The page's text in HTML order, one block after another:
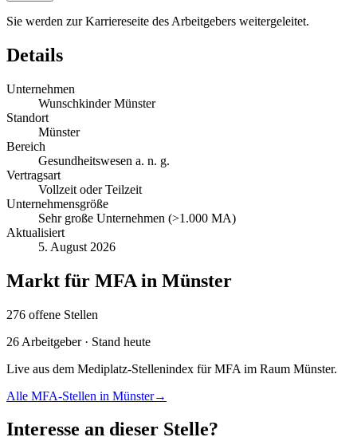
Sie werden zur Karriereseite des Arbeitgebers weitergeleitet.
Details
Unternehmen
Wunschkinder Münster
Standort
Münster
Bereich
Gesundheitswesen a. n. g.
Vertragsart
Vollzeit oder Teilzeit
Unternehmensgröße
Sehr große Unternehmen (>1.000 MA)
Aktualisiert
5. August 2026
Markt für MFA in Münster
276 offene Stellen
26 Arbeitgeber · Stand heute
Live aus dem Mediplatz-Stellenindex fürMFA im Raum Münster.
Alle MFA-Stellen in Münster→
Interesse an dieser Stelle?